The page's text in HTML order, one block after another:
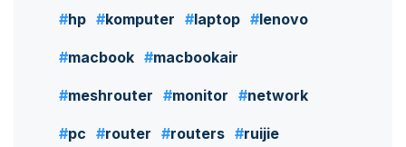
hp komputer laptop lenovo
macbook macbookair
meshrouter monitor network
pc router routers ruijie